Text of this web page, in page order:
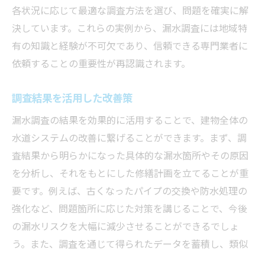
各状況に応じて最適な調査方法を選び、問題を確実に解
決しています。これらの実例から、漏水調査には地域特
有の知識と経験が不可欠であり、信頼できる専門業者に
依頼することの重要性が再認識されます。
調査結果を活用した改善策
漏水調査の結果を効果的に活用することで、建物全体の
水道システムの改善に繋げることができます。まず、調
査結果から明らかになった具体的な漏水箇所やその原因
を分析し、それをもとにした修繕計画を立てることが重
要です。例えば、古くなったパイプの交換や防水処理の
強化など、問題箇所に応じた対策を講じることで、今後
の漏水リスクを大幅に減少させることができるでしょ
う。また、調査を通じて得られたデータを蓄積し、類似